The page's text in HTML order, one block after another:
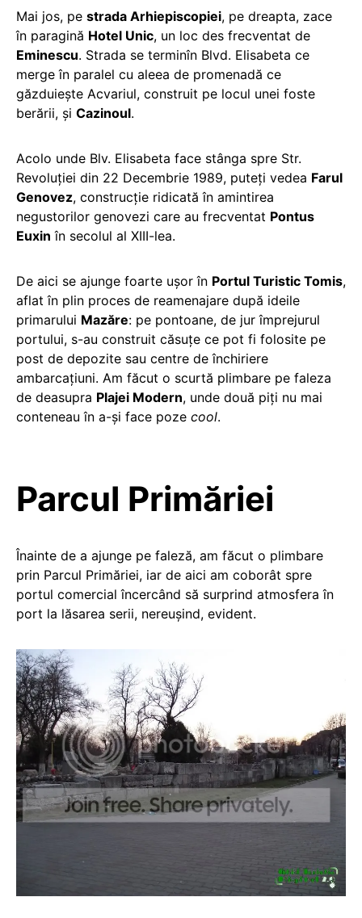
Mai jos, pe strada Arhiepiscopiei, pe dreapta, zace
în paragină Hotel Unic, un loc des frecventat de
Eminescu. Strada se terminîn Blvd. Elisabeta ce
merge în paralel cu aleea de promenadă ce
găzduiește Acvariul, construit pe locul unei foste
berării, și Cazinoul.
Acolo unde Blv. Elisabeta face stânga spre Str.
Revoluției din 22 Decembrie 1989, puteți vedea Farul
Genovez, construcție ridicată în amintirea
negustorilor genovezi care au frecventat Pontus
Euxin în secolul al XIII-lea.
De aici se ajunge foarte ușor în Portul Turistic Tomis,
aflat în plin proces de reamenajare după ideile
primarului Mazăre: pe pontoane, de jur împrejurul
portului, s-au construit căsuțe ce pot fi folosite pe
post de depozite sau centre de închiriere
ambarcațiuni. Am făcut o scurtă plimbare pe faleza
de deasupra Plajei Modern, unde două piți nu mai
conteneau în a-și face poze cool.
Parcul Primăriei
Înainte de a ajunge pe faleză, am făcut o plimbare
prin Parcul Primăriei, iar de aici am coborât spre
portul comercial încercând să surprind atmosfera în
port la lăsarea serii, nereușind, evident.